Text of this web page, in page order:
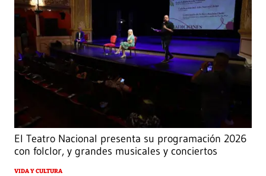
El Teatro Nacional presenta su programación 2026
con folclor, y grandes musicales y conciertos
VIDA Y CULTURA